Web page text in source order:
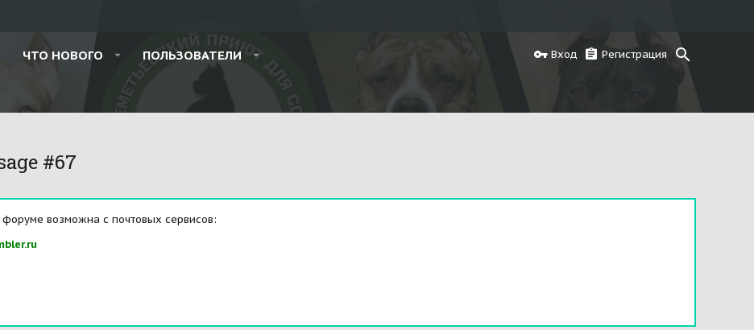
ЧТО НОВОГО ПОЛЬЗОВАТЕЛИ Вход Регистрация
#67
возможна с почтовых сервисов: